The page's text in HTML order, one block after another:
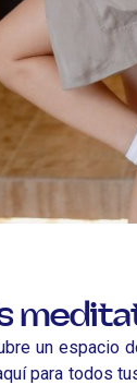
un espacio
para todos